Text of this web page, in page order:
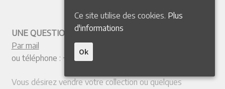
UNE QUESTION ? CONTACTEZ-NOUS
Par mail
ou téléphone : +33 4 50 38 77 20
Vous désirez vendre votre collection ou quelques
Ce site utilise des cookies. Plus
d'informations
Ok